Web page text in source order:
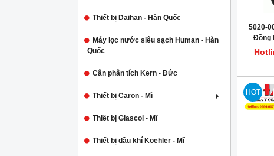
Thiết bị Daihan - Hàn Quốc
Máy lọc nước siêu sạch Human - Hàn
Quốc
Cân phân tích Kern - Đức
Thiết bị Caron - Mĩ
Thiết bị Glascol - Mĩ
Thiết bị dầu khí Koehler - Mĩ
5020-
Đồng
HOT